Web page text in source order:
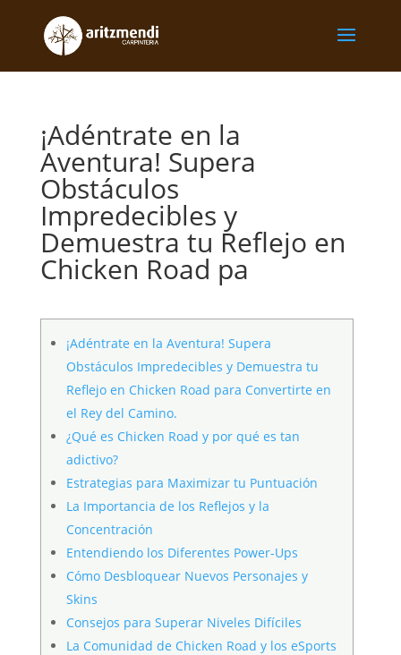
¡Adéntrate en la
Aventura! Supera
Obstáculos
Impredecibles y
Demuestra tu Reflejo en
Chicken Road pa
¡Adéntrate en la Aventura! Supera
Obstáculos Impredecibles y Demuestra tu
Reflejo en Chicken Road para Convertirte en
el Rey del Camino.
¿Qué es Chicken Road y por qué es tan
adictivo?
Estrategias para Maximizar tu Puntuación
La Importancia de los Reflejos y la
Concentración
Entendiendo los Diferentes Power-Ups
Cómo Desbloquear Nuevos Personajes y
Skins
Consejos para Superar Niveles Difíciles
La Comunidad de Chicken Road y los eSports